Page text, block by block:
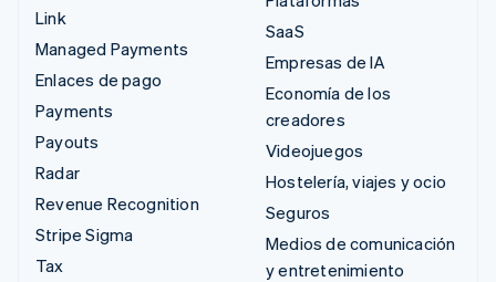
Link
Managed Payments
Enlaces de pago
Payments
Payouts
Radar
Revenue Recognition
Stripe Sigma
Tax
SaaS
Empresas de IA
Economía de los
creadores
Videojuegos
Hostelería, viajes y ocio
Seguros
Medios de comunicación
y entretenimiento